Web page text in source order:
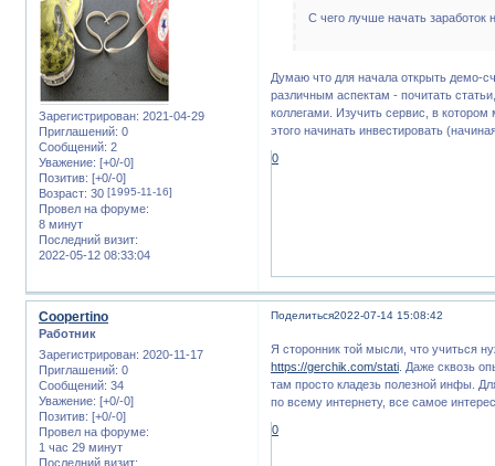
Зарегистрирован: 2021-04-29
Приглашений: 0
Сообщений: 2
Уважение: [+0/-0]
Позитив: [+0/-0]
Возраст: 30 [1995-11-16]
Провел на форуме:
8 минут
Последний визит:
2022-05-12 08:33:04
С чего лучше начать заработок
Думаю что для начала открыть демо-
различным аспектам - почитать
коллегами. Изучить сервис, в
этого начинать инвестировать
0
Поделиться2022-07-14 15:08:42
Coopertino
Работник
Зарегистрирован: 2020-11-17
Приглашений: 0
Сообщений: 34
Уважение: [+0/-0]
Позитив: [+0/-0]
Провел на форуме:
1 час 29 минут
Последний визит:
Я сторонник той мысли, что учиться
https://gerchik.com/stati . Даже сквозь
там просто кладезь полезной инфы.
по всему интернету, все самое
0